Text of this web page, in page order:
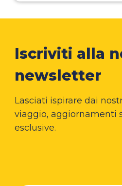
Iscriviti alla
newsletter
Lasciati ispirare dai
viaggio, aggiornamenti
esclusive.